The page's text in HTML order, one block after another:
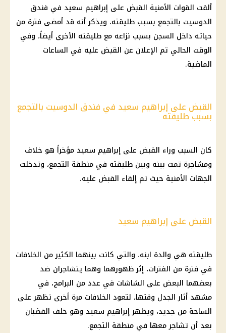
ألقت القوات الأمنية القبض على إبراهيم سعيد في فندق
الدوسيت بالتجمع بسبب طليقته، ويذكر أنه قد أمضى فترة من
حياته داخل السجن بسبب نزاعه مع طليقته الأخرى أيضاً، وفي
الوقت الحالي تم الإعلان عن القبض عليه في الساعات
الماضية.
القبض على إبراهيم سعيد في فندق الدوسيت بالتجمع
بسبب طليقته
كان السبب وراء القبض على إبراهيم سعيد مؤخراً هو خلاف
ومشاجرة تمت بينه وبين طليقته في منطقة التجمع، وتدخلت
الجهات الأمنية حيث تم إلقاء القبض عليه.
القبض على إبراهيم سعيد
طليقته هي والدة ابنه، والتي كانت بينهما الكثير من الخلافات
في فترة من الفترات، إثر ظهورهما وهما يتشاجران ضد
بعضهما البعض على الشاشات في عدد من البرامج، في
مشهد أثار الجدل وقتها، لتعود الخلافات مرة أخرى تظهر على
الساحة من جديد، ويظهر إبراهيم سعيد وهو خلف القضبان
بعد أن تشاجر معها في منطقة التجمع.